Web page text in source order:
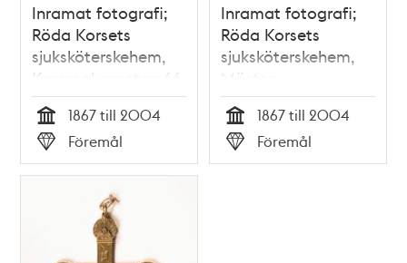
Inramat fotografi;
Röda Korsets
sjuksköterskehem,
Kammakargatan 66
Tid
1867 till 2004
Typ
Föremål
Inramat fotografi;
Röda Korsets
sjuksköterskehem,
Mäster
Samuelsgatan 60
Tid
1867 till 2004
Typ
Föremål